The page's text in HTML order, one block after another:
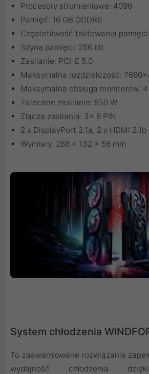
Procesory strumieniowe: 4096
Pamięć: 16 GB GDDR6
Częstotliwość taktowania
Szyna pamięci: 256 bit
Zasilanie: PCI-E 5.0
Maksymalna rozdzielczość:
Maksymalna obsługa monitorów:
Zalecane zasilanie: 850 W
Złącza zasilania: 3x 8 PIN
2 x DisplayPort 2.1a, 2 x HDMI 2.1b
Wymiary: 288 x 132 x 56 mm
System chłodzenia
To zaawansowane rozwiązanie
wydajność chłodzenia